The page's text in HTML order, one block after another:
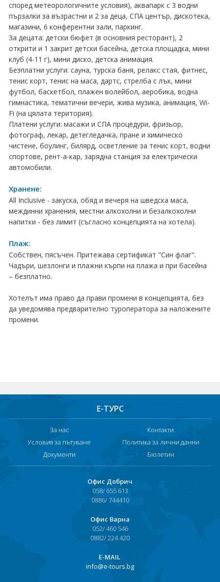
Великден 2026
ЕКЗОТИКА
Екзотични почивки
КРУИЗИ
САМОЛЕТНИ БИЛЕТИ
ХОТЕЛИ
Хотели в България
Хотели в чужбина
SUMMER ENGLISH TALENTS ACADEMY
ВХОД ЗА АГЕНТИ
според метеорологичните условия), аквапарк с 3 водни
пързалки за възрастни и 2 за деца, СПА център, дискотека,
магазини, 6 конферентни зали, паркинг.
За децата: детски бюфет (в основния ресторант), 2
открити и 1 закрит детски басейна, детска площадка, мини
клуб (4-11 г), мини диско, детска анимация.
Безплатни услуги: сауна, турска баня, релакс стая, фитнес,
тенис корт, тенис на маса, дартс, стрелба с лък, мини
футбол, баскетбол, плажен волейбол, аеробика, водна
гимнастика, тематични вечери, жива музика, анимация, Wi-
Fi (на цялата територия).
Платени услуги: масажи и СПА процедури, фризьор,
фотограф, лекар, детегледачка, пране и химическо
чистене, боулинг, билярд, осветление за тенис корт, водни
спортове, рент-а-кар, зарядна станция за електрически
автомобили.
Хранене:
All Inclusive - закуска, обяд и вечеря на шведска маса,
междинни хранения, местни алкохолни и безалкохолни
напитки - без лимит (съгласно концепцията на хотела).
Плаж:
Собствен, пясъчен. Притежава сертификат "Син флаг".
Чадъри, шезлонги и плажни кърпи на плажа и при басейна
– безплатно.
Хотелът има право да прави промени в концепцията, без
да уведомява предварително туроператора за наложените
промени.
Е-ТУРС
За нас
Контакти
Условия за пътуване
Политика за лични данни
Документи
Бюлетин
Офис Добрич
058/ 655 613
0886/ 744410
Офис Варна
052/ 460 546
0882/ 224 420
Е-MAIL
info@e-tours.bg